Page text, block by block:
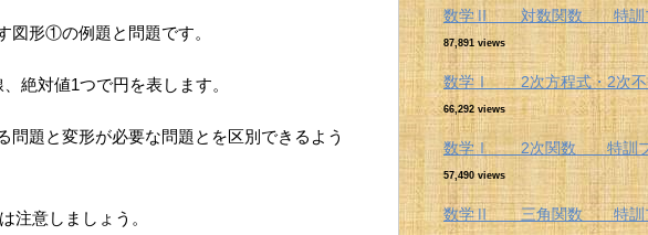
図形①の例題と問題です。
絶対値1つで円を表します。
問題と変形が必要な問題とを区別できるよう
意しましょう。
数学Ⅱ 対数関数 特訓
87,891 views
数学Ⅰ 2次方程式・2次不
66,292 views
数学Ⅰ 2次関数 特訓プ
57,490 views
数学Ⅱ 三角関数 特訓